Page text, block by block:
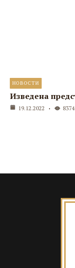
НОВОСТИ
Изведена
19.12.2022 8374